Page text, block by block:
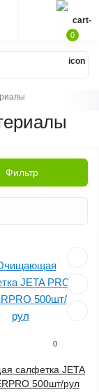
0
Фильтр
0
салфетка JETA
500шт/рул